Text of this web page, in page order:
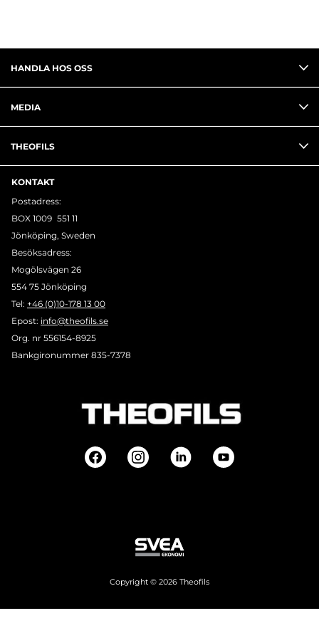
HANDLA HOS OSS
MEDIA
THEOFILS
KONTAKT
Postadress:
BOX 1009 551 11
Jönköping, Sweden
Besöksadress:
Mogölsvägen 26
554 75 Jönköping
Tel: +46 (0)10-178 13 00
Epost: info@theofils.se
Org. nr 556154-8925
Bankgironummer 835-7378
Copyright © 2026 Theofils